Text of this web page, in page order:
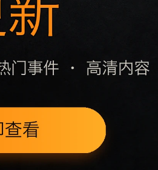
引擎理解页面主题。后续采集时
内容按每日少量新增的方式持续扩
容，主要用于补齐栏目深度、稳定
每日 SEO 检查清单自动修正。